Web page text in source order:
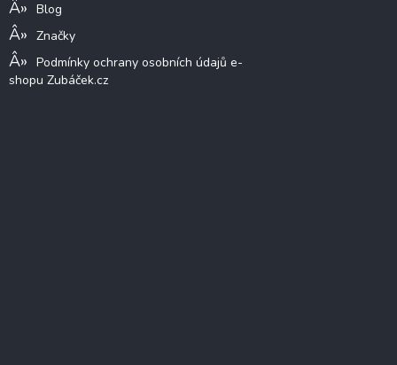
Blog
Značky
Podmínky ochrany osobních údajů e-
shopu Zubáček.cz